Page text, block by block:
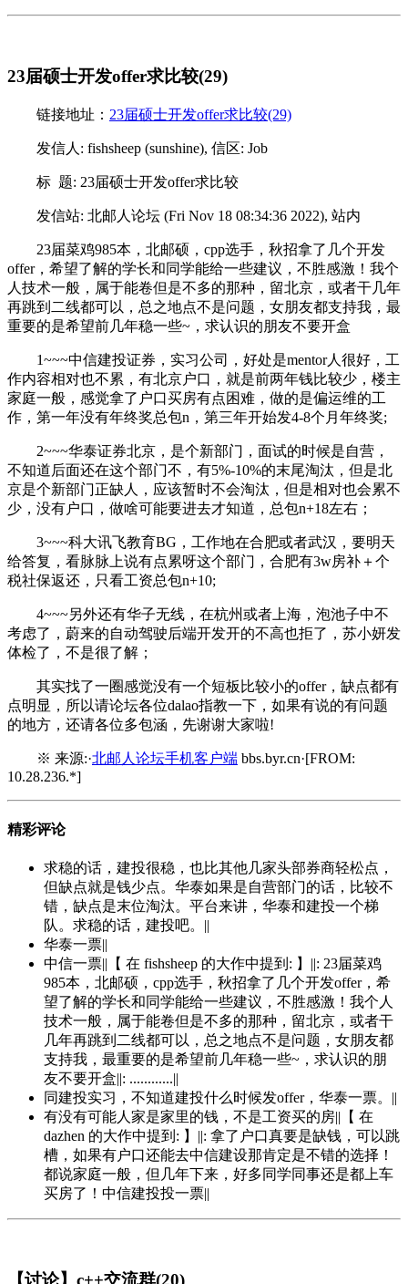
23届硕士开发offer求比较(29)
链接地址： 23届硕士开发offer求比较(29)
发信人: fishsheep (sunshine), 信区: Job
标 题: 23届硕士开发offer求比较
发信站: 北邮人论坛 (Fri Nov 18 08:34:36 2022), 站内
23届菜鸡985本，北邮硕，cpp选手，秋招拿了几个开发
offer，希望了解的学长和同学能给一些建议，不胜感激！我个
人技术一般，属于能卷但是不多的那种，留北京，或者干几年
再跳到二线都可以，总之地点不是问题，女朋友都支持我，最
重要的是希望前几年稳一些~，求认识的朋友不要开盒
1~~~中信建投证券，实习公司，好处是mentor人很好，工
作内容相对也不累，有北京户口，就是前两年钱比较少，楼主
家庭一般，感觉拿了户口买房有点困难，做的是偏运维的工
作，第一年没有年终奖总包n，第三年开始发4-8个月年终奖;
2~~~华泰证券北京，是个新部门，面试的时候是自营，
不知道后面还在这个部门不，有5%-10%的末尾淘汰，但是北
京是个新部门正缺人，应该暂时不会淘汰，但是相对也会累不
少，没有户口，做啥可能要进去才知道，总包n+18左右；
3~~~科大讯飞教育BG，工作地在合肥或者武汉，要明天
给答复，看脉脉上说有点累呀这个部门，合肥有3w房补＋个
税社保返还，只看工资总包n+10;
4~~~另外还有华子无线，在杭州或者上海，泡池子中不
考虑了，蔚来的自动驾驶后端开发开的不高也拒了，苏小妍发
体检了，不是很了解；
其实找了一圈感觉没有一个短板比较小的offer，缺点都有
点明显，所以请论坛各位dalao指教一下，如果有说的有问题
的地方，还请各位多包涵，先谢谢大家啦!
※ 来源:·北邮人论坛手机客户端 bbs.byr.cn·[FROM:
10.28.236.*]
精彩评论
求稳的话，建投很稳，也比其他几家头部券商轻松点，
但缺点就是钱少点。华泰如果是自营部门的话，比较不
错，缺点是末位淘汰。平台来讲，华泰和建投一个梯
队。求稳的话，建投吧。||
华泰一票||
中信一票||【 在 fishsheep 的大作中提到: 】||: 23届菜鸡
985本，北邮硕，cpp选手，秋招拿了几个开发offer，希
望了解的学长和同学能给一些建议，不胜感激！我个人
技术一般，属于能卷但是不多的那种，留北京，或者干
几年再跳到二线都可以，总之地点不是问题，女朋友都
支持我，最重要的是希望前几年稳一些~，求认识的朋
友不要开盒||: ............||
同建投实习，不知道建投什么时候发offer，华泰一票。||
有没有可能人家是家里的钱，不是工资买的房||【 在
dazhen 的大作中提到: 】||: 拿了户口真要是缺钱，可以跳
槽，如果有户口还能去中信建设那肯定是不错的选择！
都说家庭一般，但几年下来，好多同学同事还是都上车
买房了！中信建投投一票||
【讨论】c++交流群(20)